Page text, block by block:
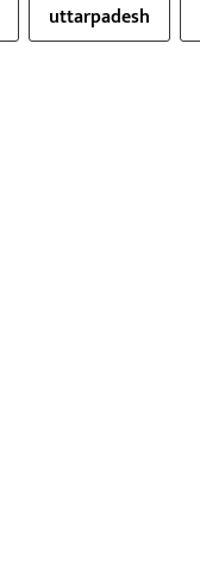
uttarpadesh